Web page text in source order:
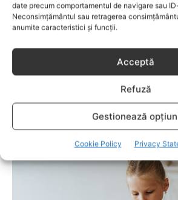
date precum comportamentul de navigare sau
Neconsimțământul sau retragerea
anumite caracteristici și funcții.
Acceptă
Refuză
Gestionează
Cookie Policy Privacy
COPILUL LA SCOALA
Copilul începe școala din
i un smartwatch pentru
Toysforkids.ro!